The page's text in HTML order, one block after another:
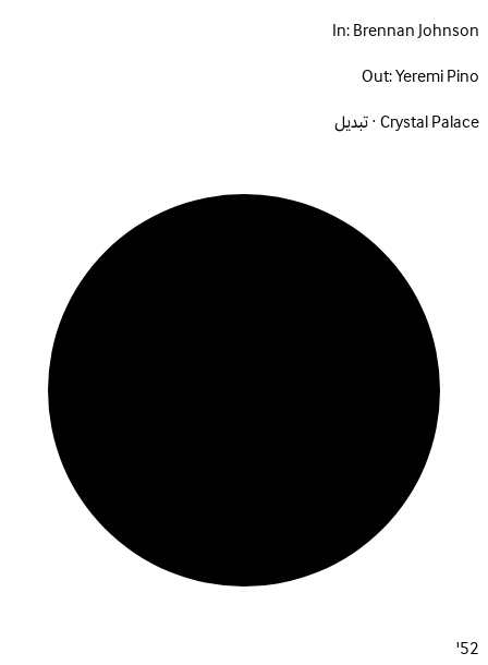
In:Brennan Johnson
Out:Yeremi Pino
Crystal Palace · تبديل
52'